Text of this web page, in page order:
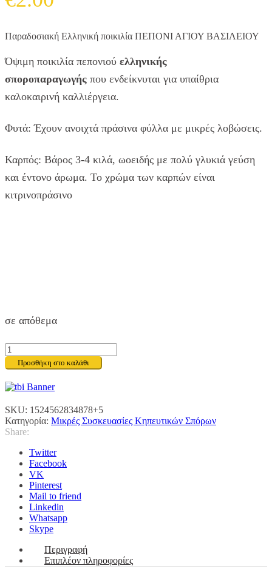
Παραδοσιακή Ελληνική ποικιλία ΠΕΠΟΝΙ ΑΓΙΟΥ ΒΑΣΙΛΕΙΟΥ
Όψιμη ποικιλία πεπονιού ελληνικής
σποροπαραγωγής που ενδείκνυται για υπαίθρια
καλοκαιρινή καλλιέργεια.
Φυτά: Έχουν ανοιχτά πράσινα φύλλα με μικρές λοβώσεις.
Καρπός: Βάρος 3-4 κιλά, ωοειδής με πολύ γλυκιά γεύση
και έντονο άρωμα. Το χρώμα των καρπών είναι
κιτρινοπράσινο
σε απόθεμα
ΠΕΠΟΝΙ
ΑΓΙΟΥ
ΒΑΣΙΛΕΙΟΥ
(Αργίτικο)
ποσότητα
Προσθήκη στο καλάθι
SKU: 1524562834878+5
Κατηγορία: Μικρές Συσκευασίες Κηπευτικών Σπόρων
Share:
Twitter
Facebook
VK
Pinterest
Mail to friend
Linkedin
Whatsapp
Skype
Περιγραφή
Επιπλέον πληροφορίες